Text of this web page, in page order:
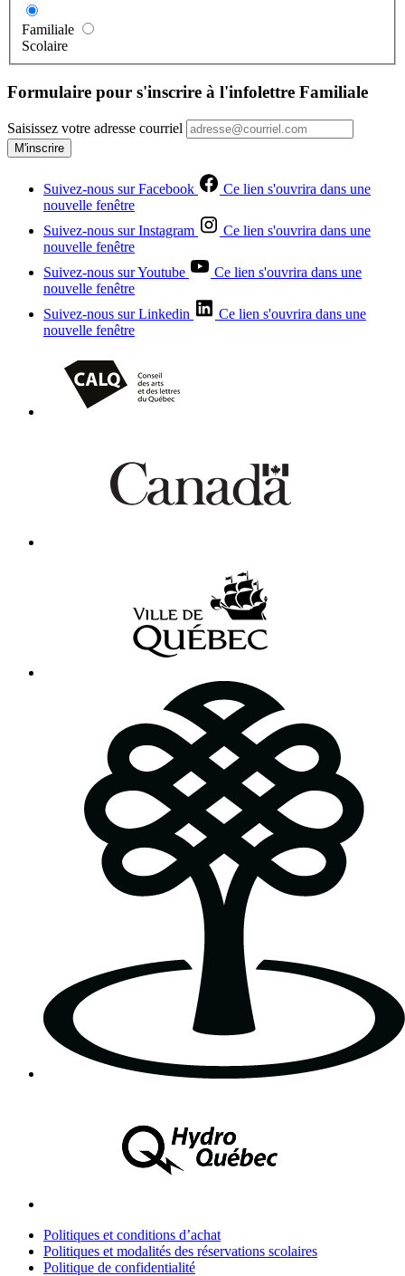
Familiale
Scolaire
Formulaire pour s'inscrire à l'infolettre Familiale
Saisissez votre adresse courriel
M'inscrire
Suivez-nous sur Facebook
Ce lien s'ouvrira dans une
nouvelle fenêtre
Suivez-nous sur Instagram
Ce lien s'ouvrira dans une
nouvelle fenêtre
Suivez-nous sur Youtube
Ce lien s'ouvrira dans une
nouvelle fenêtre
Suivez-nous sur Linkedin
Ce lien s'ouvrira dans une
nouvelle fenêtre
Politiques et conditions d’achat
Politiques et modalités des réservations scolaires
Politique de confidentialité